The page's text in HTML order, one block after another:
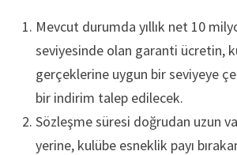
Mevcut durumda yıllık net 10
seviyesinde olan garanti ücretin,
gerçeklerine uygun bir seviyeye
bir indirim talep edilecek.
Sözleşme süresi doğrudan uzun
yerine, kulübe esneklik payı